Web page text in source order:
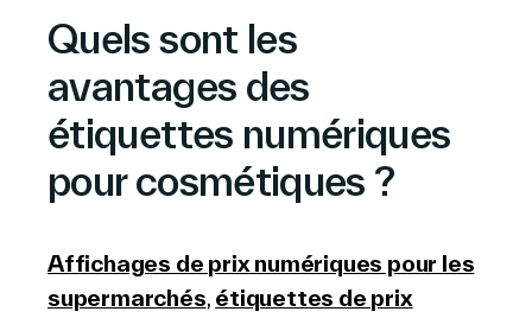
Quels sont les
avantages des
étiquettes numériques
pour cosmétiques ?
Affichages de prix numériques pour les
supermarchés, étiquettes de prix